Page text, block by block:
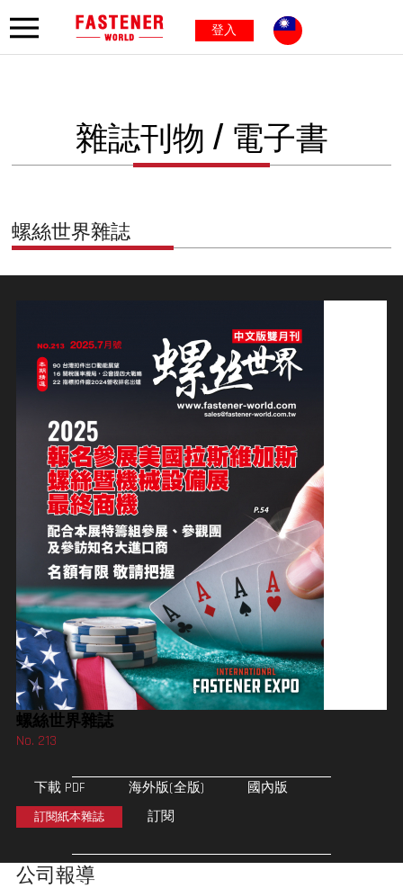
登入
雜誌刊物 / 電子書
螺絲世界雜誌
螺絲世界雜誌
No. 213
下載 PDF 海外版(全版) 國內版
訂閱紙本雜誌 訂閱
公司報導